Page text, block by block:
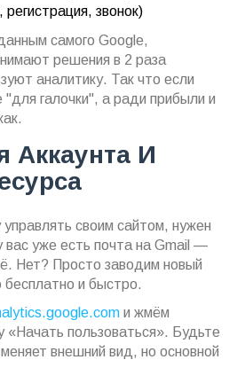
регистрация, звонок)
самого Google,
решения в 2 раза
аналитику. Так что если
галочки", а ради прибыли и
Аккаунта И
своим сайтом, нужен
вас уже есть почта на Gmail —
Нет? Просто заводим новый
и быстро.
и жмём
пользоваться». Будьте
внешний вид, но основной